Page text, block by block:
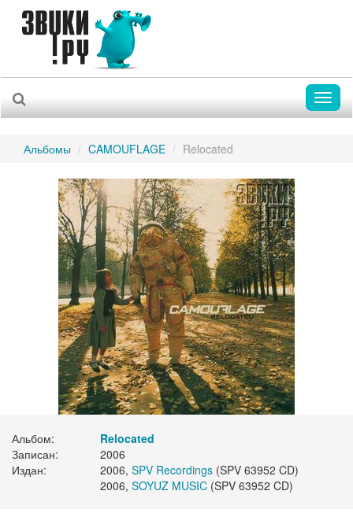
Альбомы CAMOUFLAGE Relocated
Альбом:
Relocated
Записан:
2006
Издан:
2006, SPV Recordings (SPV 63952 CD)
2006, SOYUZ MUSIC (SPV 63952 CD)